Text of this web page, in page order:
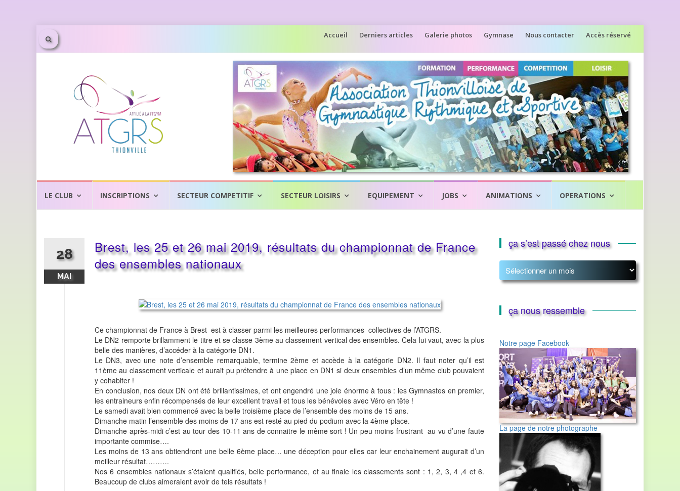
Aller
au
contenu
Accueil Derniers articles Galerie photos Gymnase Nous contacter Accès réservé
LE CLUB INSCRIPTIONS SECTEUR COMPETITIF SECTEUR LOISIRS EQUIPEMENT JOBS ANIMATIONS OPERATIONS
28
MAI
Brest, les 25 et 26 mai 2019, résultats du championnat de France
des ensembles nationaux
Ce championnat de France à Brest est à classer parmi les meilleures performances collectives de l’ATGRS.
Le DN2 remporte brillamment le titre et se classe 3ème au classement vertical des ensembles. Cela lui vaut, avec la plus
belle des manières, d’accéder à la catégorie DN1.
Le DN3, avec une note d’ensemble remarquable, termine 2ème et accède à la catégorie DN2. Il faut noter qu’il est
11ème au classement verticale et aurait pu prétendre à une place en DN1 si deux ensembles d’un même club pouvaient
y cohabiter !
En conclusion, nos deux DN ont été brillantissimes, et ont engendré une joie énorme à tous : les Gymnastes en premier,
les entraineurs enfin récompensés de leur excellent travail et tous les bénévoles avec Véro en tête !
Le samedi avait bien commencé avec la belle troisième place de l’ensemble des moins de 15 ans.
Dimanche matin l’ensemble des moins de 17 ans est resté au pied du podium avec la 4ème place.
Dimanche après-midi c’est au tour des 10-11 ans de connaitre le même sort ! Un peu moins frustrant au vu d’une faute
importante commise….
Les moins de 13 ans obtiendront une belle 6ème place… une déception pour elles car leur enchainement augurait d’un
meilleur résultat……….
Nos 6 ensembles nationaux s’étaient qualifiés, belle performance, et au finale les classements sont : 1, 2, 3, 4 ,4 et 6.
Beaucoup de clubs aimeraient avoir de tels résultats !
ça s’est passé chez nous
ça
s’est
passé
nousça nous ressemble
Notre page Facebook
La page de notre photographe